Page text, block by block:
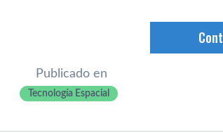
Publicado en
Tecnología Espacial